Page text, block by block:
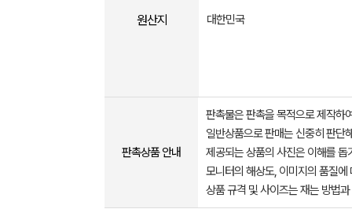
원산지 대한민국
판촉상품 안내
판촉물은 판촉을 목적으로 제작하
일반상품으로 판매는 신중히 판단
제공되는 상품의 사진은 이해를
모니터의 해상도, 이미지의 품질
상품 규격 및 사이즈는 재는 방법